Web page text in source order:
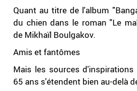
Quant au titre de l'album
du chien dans le roman "Le
de Mikhaïl Boulgakov.
Amis et fantômes
Mais les sources
65 ans s'étendent bien au-delà